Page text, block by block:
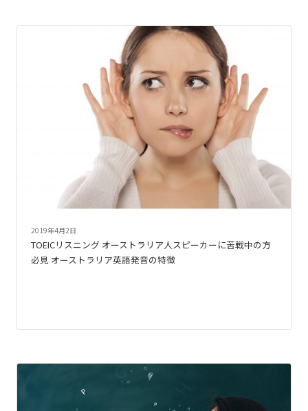
2019年4月2日
TOEICリスニング オーストラリア人スピーカーに苦戦中の方
必見 オーストラリア英語発音の特徴